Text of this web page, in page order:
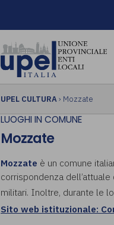
UPEL CULTURA› Mozzate
LUOGHI IN COMUNE
Mozzate
Mozzate è un comune
corrispondenza
militari. Inoltre, durante le
Sito web istituzionale: